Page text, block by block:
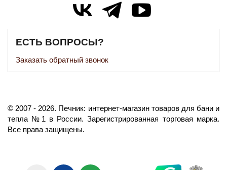
ЕСТЬ ВОПРОСЫ?
Заказать обратный звонок
©️2007 - 2026. Печник: интернет-магазин товаров для бани и
тепла №1 в России. Зарегистрированная торговая марка.
Все права защищены.